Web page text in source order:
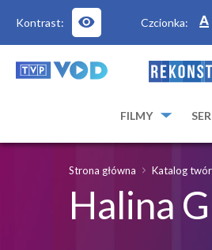
Kontrast: Czcionka:
FILMY
Strona główna Katalog
Halina